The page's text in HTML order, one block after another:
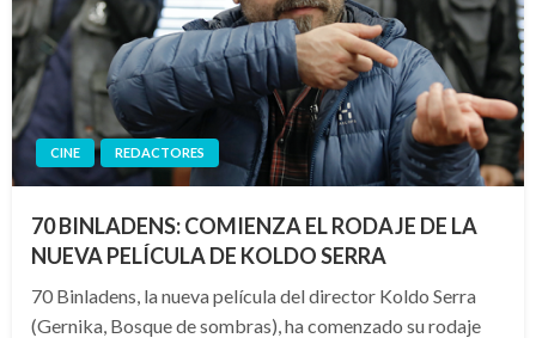
CINE REDACTORES
70 BINLADENS: COMIENZA EL RODAJE DE LA
NUEVA PELÍCULA DE KOLDO SERRA
70 Binladens, la nueva película del director Koldo Serra
(Gernika, Bosque de sombras), ha comenzado su rodaje